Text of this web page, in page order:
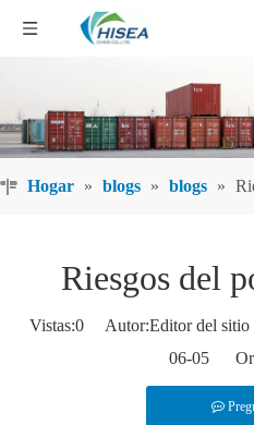
Hogar » blogs » blogs »
Riesgos del
Vistas:0Autor:Editor del sitio
06-05